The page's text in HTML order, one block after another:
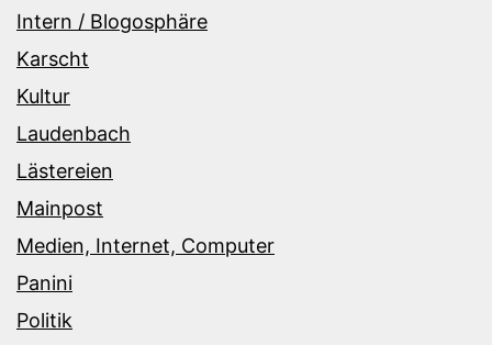
Intern / Blogosphäre
Karscht
Kultur
Laudenbach
Lästereien
Mainpost
Medien, Internet, Computer
Panini
Politik